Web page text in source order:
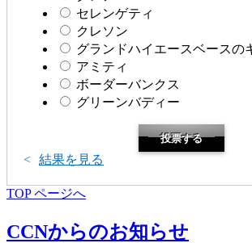
セレンゲティ
クレソン
グランドハイエースベースの
アミティ
ボーダーバンクス
グリーンバディー
結果を見る
TOP ページへ
CCNからのお知らせ